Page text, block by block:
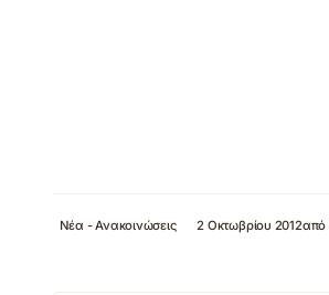
Νέα - Ανακοινώσεις 2 Οκτωβρίου 2012από